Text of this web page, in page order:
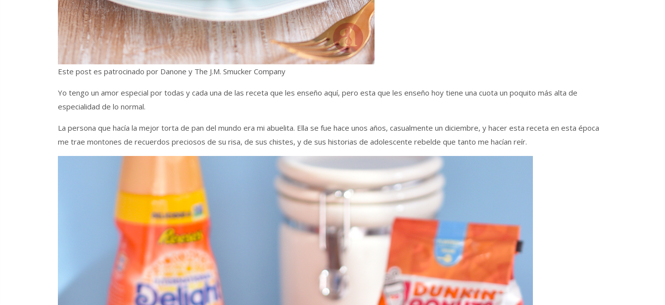
Este post es patrocinado por Danone y The J.M. Smucker Company
Yo tengo un amor especial por todas y cada una de las receta que les enseño aquí, pero esta que les enseño hoy tiene una cuota un poquito más alta de
especialidad de lo normal.
La persona que hacía la mejor torta de pan del mundo era mi abuelita. Ella se fue hace unos años, casualmente un diciembre, y hacer esta receta en esta época
me trae montones de recuerdos preciosos de su risa, de sus chistes, y de sus historias de adolescente rebelde que tanto me hacían reír.